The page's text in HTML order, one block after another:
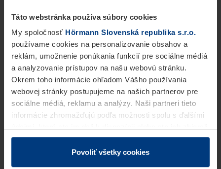
Táto webstránka používa súbory cookies
My spoločnosť Hörmann Slovenská republika s.r.o.
používame cookies na personalizovanie obsahov a
reklám, umožnenie ponúkania funkcií pre sociálne médiá
a analyzovanie prístupov na našu webovú stránku.
Okrem toho informácie ohľadom Vášho používania
webovej stránky postupujeme na našich partnerov pre
sociálne médiá, reklamu a analýzy. Naši partneri tieto
informácie zhromažďujú podľa možnosti spolu s ďalšími
v rámci Vášho využívania služieb.
Z právneho hľadiska môžeme cookies ukladať na Vašom
Povoliť všetky cookies